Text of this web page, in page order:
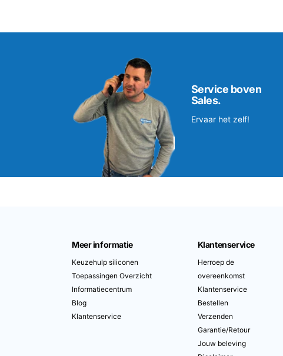
Service boven
Sales.
Ervaar het zelf!
Meer informatie
Keuzehulp siliconen
Toepassingen Overzicht
Informatiecentrum
Blog
Klantenservice
Klantenservice
Herroep de
overeenkomst
Klantenservice
Bestellen
Verzenden
Garantie/Retour
Jouw beleving